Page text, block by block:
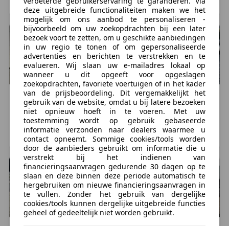
Rlb4G2C
Disclaimer: DDM Export B.V. is niet verantwoordelijk
voor drukfouten op prijzen, voertuigspecificaties en
accessoires. Het is de verantwoordelijkheid van de
klant om hiervan de juistheid te controleren met het
autobedrijf. Prijsstellingen kunnen worden gewijzigd
zonder voorafgaande kennisgeving. Vertrouw
daarom niet alleen op deze informatie, maar
controleer bij aankoop de zaken die uw beslissing
zouden kunnen beïnvloeden!
Team DDM Export B.V.
Meer informatie
Algemene informatie
Modelreeks:jan. 2015 - okt. 2018
MADE, NL
LELYSTAD, NL
HyundaiKONA
€ 10.999
143.072 km, 06/2018
ROOSENDAAL, NL
HyundaiNEXO
€ 12.400 1
120.603 km, 12/2019
UITWEG, NL
deze uitgebreide functionaliteiten maken we het
mogelijk om ons aanbod te personaliseren -
bijvoorbeeld om uw zoekopdrachten bij een later
bezoek voort te zetten, om u geschikte aanbiedingen
in uw regio te tonen of om gepersonaliseerde
advertenties en berichten te verstrekken en te
evalueren. Wij slaan uw e-mailadres lokaal op
wanneer u dit opgeeft voor opgeslagen
zoekopdrachten, favoriete voertuigen of in het kader
van de prijsbeoordeling. Dit vergemakkelijkt het
gebruik van de website, omdat u bij latere bezoeken
niet opnieuw hoeft in te voeren. Met uw
toestemming wordt op gebruik gebaseerde
informatie verzonden naar dealers waarmee u
contact opneemt. Sommige cookies/tools worden
door de aanbieders gebruikt om informatie die u
verstrekt bij het indienen van
financieringsaanvragen gedurende 30 dagen op te
slaan en deze binnen deze periode automatisch te
hergebruiken om nieuwe financieringsaanvragen in
te vullen. Zonder het gebruik van dergelijke
cookies/tools kunnen dergelijke uitgebreide functies
geheel of gedeeltelijk niet worden gebruikt.